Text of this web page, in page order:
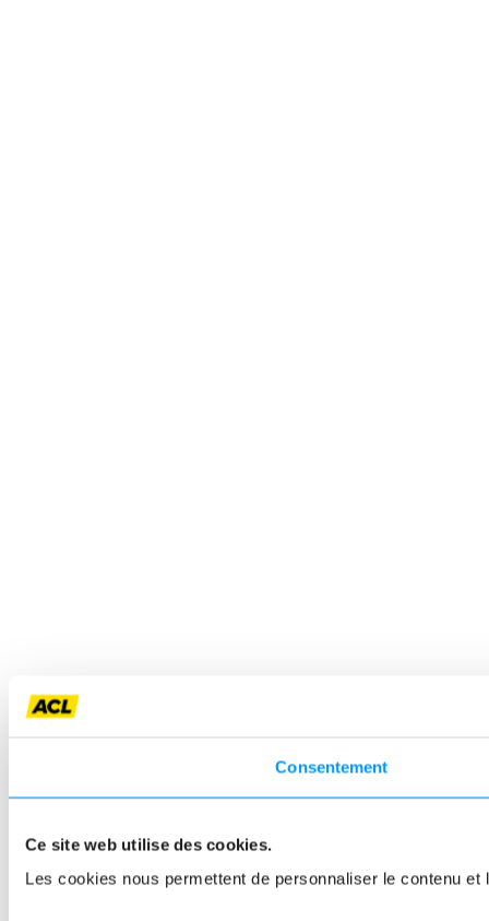
Consentement
Ce site web utilise des cookies.
Les cookies nous permettent de personnaliser le contenu